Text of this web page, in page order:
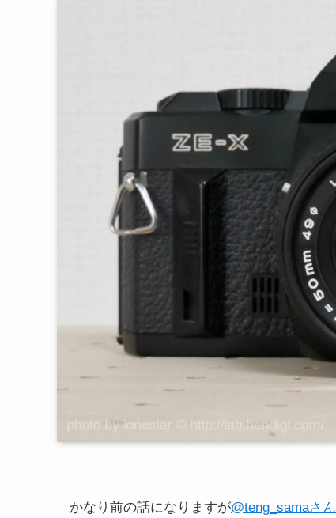
かなり前の話になりますが@teng_samaさん